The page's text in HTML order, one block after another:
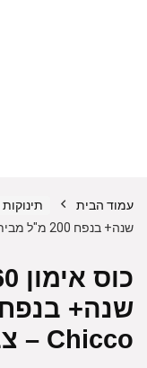
עמוד הבית
שנה+ בנפח 200 מ"ל מבית Chicco – צבע ורוד
Chicco – צבע ורוד